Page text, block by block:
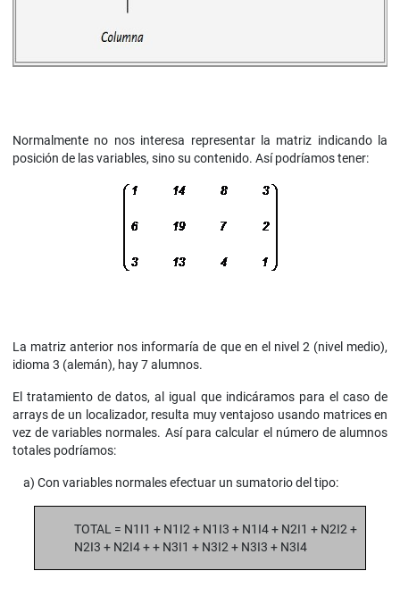
Normalmente no nos interesa representar la matriz indicando la
posición de las variables, sino su contenido. Así podríamos tener:
La matriz anterior nos informaría de que en el nivel 2 (nivel medio),
idioma 3 (alemán), hay 7 alumnos.
El tratamiento de datos, al igual que indicáramos para el caso de
arrays de un localizador, resulta muy ventajoso usando matrices en
vez de variables normales. Así para calcular el número de alumnos
totales podríamos:
a) Con variables normales efectuar un sumatorio del tipo:
TOTAL = N1I1 + N1I2 + N1I3 + N1I4 + N2I1 + N2I2 +
N2I3 + N2I4 + + N3I1 + N3I2 + N3I3 + N3I4